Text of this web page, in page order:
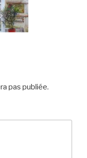
pas publiée.